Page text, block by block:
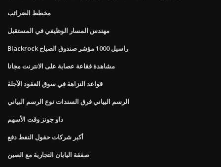
مخطط الضرائب
مهندس المسار الوظيفي في المستقبل
Blackrock راسيل 1000 مؤشر صندوق الصباح
مشاهدة فقاعة عصابة على الانترنت مجانا
قواعد النزاهة في سوق العقود الآجلة
الرسم البياني فرق السندات نوع الرسم البياني
داو جونز وقت الأسهم
أكبر شركات حقول النفط دفع
صفقة اليابان التجارية مع الصين